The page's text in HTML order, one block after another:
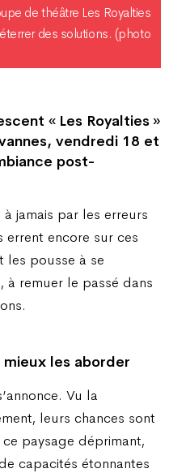
de théâtre Les Royalties
des solutions. (photo
« Les Royalties »
vendredi 18 et
post-
jamais par les erreurs
encore sur ces
les pousse à se
remuer le passé dans
les aborder
Vu la
leurs chances sont
paysage déprimant,
capacités étonnantes